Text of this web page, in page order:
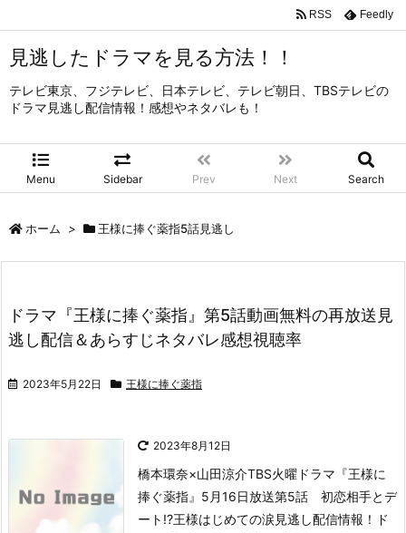
見逃したドラマを見る方法！！
テレビ東京、フジテレビ、日本テレビ、テレビ朝日、TBSテレビの
ドラマ見逃し配信情報！感想やネタバレも！
Menu Sidebar Prev Next Search
RSS Feedly
ホーム > 王様に捧ぐ薬指5話見逃し
ドラマ『王様に捧ぐ薬指』第5話動画無料の再放送見
逃し配信＆あらすじネタバレ感想視聴率
2023年5月22日 王様に捧ぐ薬指
2023年8月12日
橋本環奈×山田涼介TBS火曜ドラマ『王様に
捧ぐ薬指』 5月16日放送第5話 初恋相手とデ
ート!?王様はじめての涙 見逃し配信情報！
ド